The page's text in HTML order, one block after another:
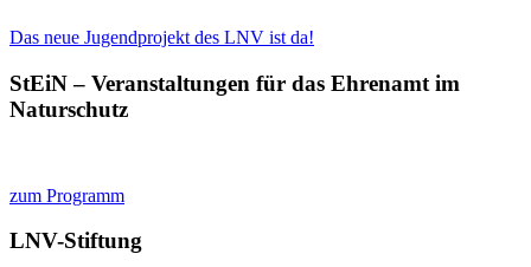
Das neue Jugendprojekt des LNV ist da!
StEiN – Veranstaltungen für das Ehrenamt im
Naturschutz
zum Programm
LNV-Stiftung